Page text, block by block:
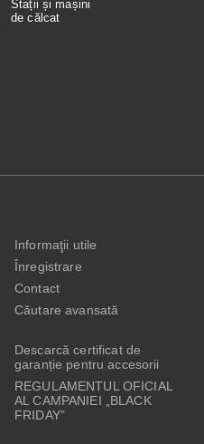
Stații și mașini
de călcat
Informaţii utile
Înregistrare
Contact
Căutare avansată
Descarcă certificat de
garanție pentru accesorii
REGULAMENTUL OFICIAL
AL CAMPANIEI „BLACK
FRIDAY”